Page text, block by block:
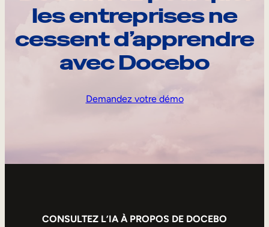
les entreprises ne
cessent d’apprendre
avec Docebo
Demandez votre démo
CONSULTEZ L’IA À PROPOS DE DOCEBO